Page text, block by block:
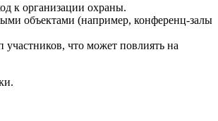
к организации охраны.
объектами (например, конференц-залы
что может повлиять на